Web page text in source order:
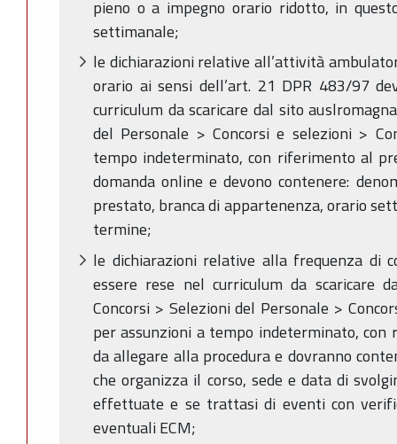
pieno o a impegno orario ridotto, in
settimanale;
le dichiarazioni relative all’attività
orario ai sensi dell’art. 21 DPR 483/97
curriculum da scaricare dal sito
del Personale > Concorsi e selezioni >
tempo indeterminato, con riferimento al
domanda online e devono contenere:
prestato, branca di appartenenza, orario
termine;
le dichiarazioni relative alla frequenza di
essere rese nel curriculum da scaricare
Concorsi > Selezioni del Personale >
per assunzioni a tempo indeterminato,
da allegare alla procedura e dovranno
che organizza il corso, sede e data di
effettuate e se trattasi di eventi con
eventuali ECM;